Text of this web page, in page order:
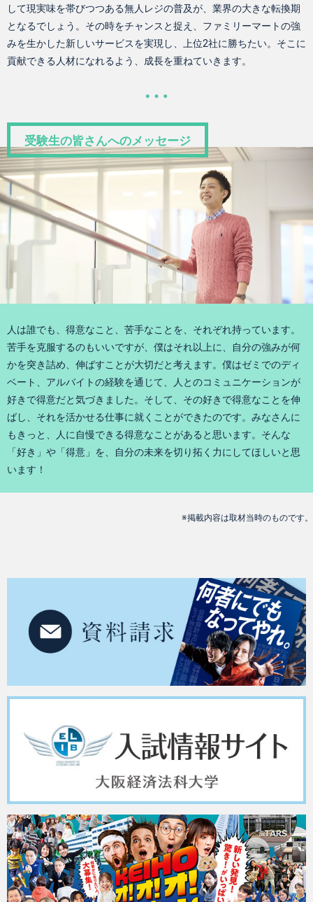
して現実味を帯びつつある無人レジの普及が、業界の大きな転換期
となるでしょう。その時をチャンスと捉え、ファミリーマートの強
みを生かした新しいサービスを実現し、上位2社に勝ちたい。そこに
貢献できる人材になれるよう、成長を重ねていきます。
受験生の皆さんへのメッセージ
人は誰でも、得意なこと、苦手なことを、それぞれ持っています。
苦手を克服するのもいいですが、僕はそれ以上に、自分の強みが何
かを突き詰め、伸ばすことが大切だと考えます。僕はゼミでのディ
ベート、アルバイトの経験を通じて、人とのコミュニケーションが
好きで得意だと気づきました。そして、その好きで得意なことを伸
ばし、それを活かせる仕事に就くことができたのです。みなさんに
もきっと、人に自慢できる得意なことがあると思います。そんな
「好き」や「得意」を、自分の未来を切り拓く力にしてほしいと思
います！
※掲載内容は取材当時のものです。